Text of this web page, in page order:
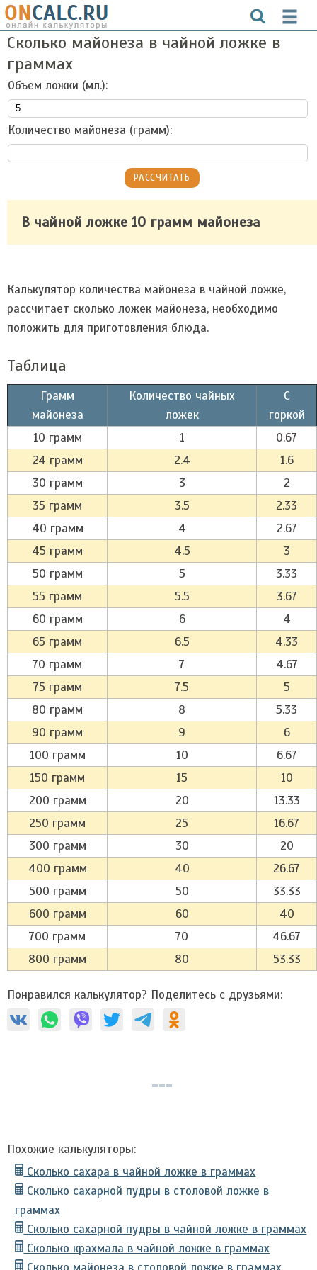
Сколько майонеза в чайной ложке в
граммах
Объем ложки (мл.):
Количество майонеза (грамм):
В чайной ложке 10 грамм майонеза
Калькулятор количества майонеза в чайной ложке,
рассчитает сколько ложек майонеза, необходимо
положить для приготовления блюда.
Таблица
Грамм
майонеза
Количество чайных
ложек
С
горкой
10 грамм
1
0.67
24 грамм
2.4
1.6
30 грамм
3
2
35 грамм
3.5
2.33
40 грамм
4
2.67
45 грамм
4.5
3
50 грамм
5
3.33
55 грамм
5.5
3.67
60 грамм
6
4
65 грамм
6.5
4.33
70 грамм
7
4.67
75 грамм
7.5
5
80 грамм
8
5.33
90 грамм
9
6
100 грамм
10
6.67
150 грамм
15
10
200 грамм
20
13.33
250 грамм
25
16.67
300 грамм
30
20
400 грамм
40
26.67
500 грамм
50
33.33
600 грамм
60
40
700 грамм
70
46.67
800 грамм
80 53.33
Понравился калькулятор? Поделитесь с друзьями:
Похожие калькуляторы:
Сколько сахара в чайной ложке в граммах
Сколько сахарной пудры в столовой ложке в
граммах
Сколько сахарной пудры в чайной ложке в граммах
Сколько крахмала в чайной ложке в граммах